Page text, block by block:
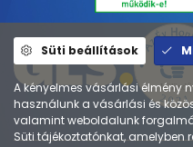
Süti beállítások
A kényelmes vásárlási élmény
használunk a vásárlási és
valamint weboldalunk
Süti tájékoztatónkat, amelyben